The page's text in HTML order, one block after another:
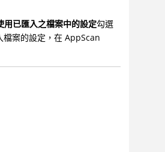
用已匯入之檔案中的設定勾選
檔案的設定，在 AppScan